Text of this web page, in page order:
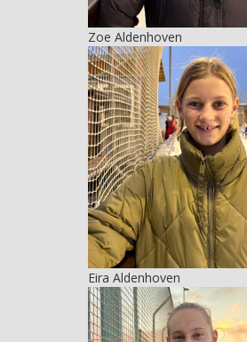
Zoe Aldenhoven
Eira Aldenhoven